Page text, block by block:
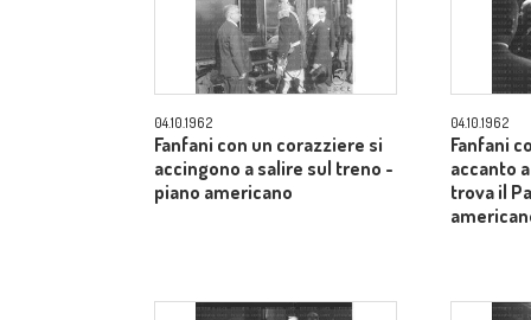
04.10.1962
Fanfani con un corazziere si
accingono a salire sul treno -
piano americano
04.10.1962
Fanfani
accanto
trova il